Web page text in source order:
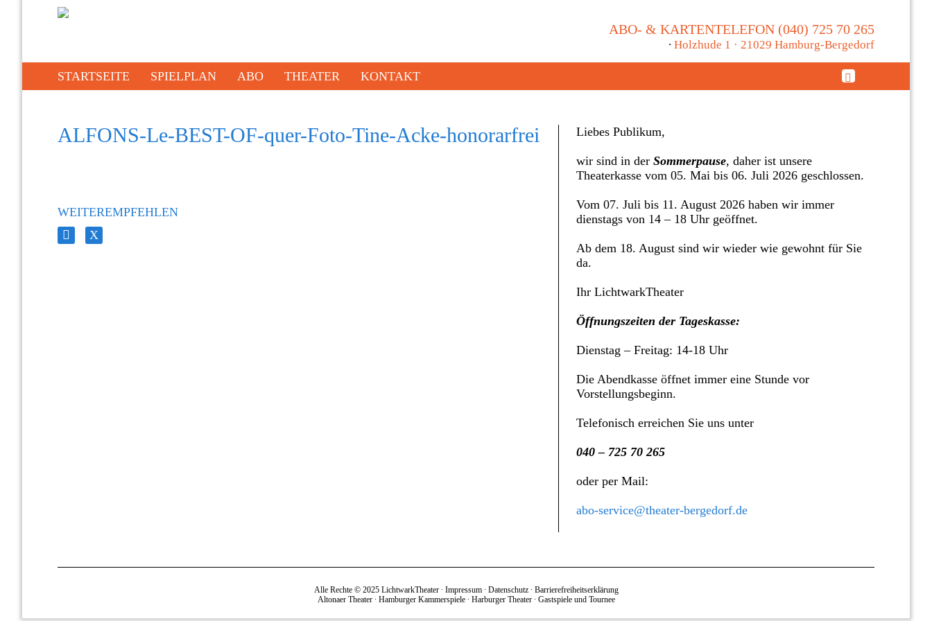
ABO- & KARTENTELEFON (040) 725 70 265
∙ Holzhude 1 · 21029 Hamburg-Bergedorf
STARTSEITE SPIELPLAN ABO THEATER KONTAKT
ALFONS-Le-BEST-OF-quer-Foto-Tine-Acke-honorarfrei
WEITEREMPFEHLEN
Liebes Publikum,
wir sind in derSommerpause, daher ist unsere
Theaterkasse vom 05. Mai bis 06. Juli 2026 geschlossen.
Vom 07. Juli bis 11. August 2026 haben wir immer
dienstags von 14 – 18 Uhr geöffnet.
Ab dem 18. August sind wir wieder wie gewohnt für Sie
da.
Ihr LichtwarkTheater
Öffnungszeiten der Tageskasse:
Dienstag – Freitag: 14-18 Uhr
Die Abendkasse öffnet immer eine Stunde vor
Vorstellungsbeginn.
Telefonisch erreichen Sie uns unter
040 – 725 70 265
oder per Mail:
abo-service@theater-bergedorf.de
Alle Rechte © 2025 LichtwarkTheater ∙ Impressum∙ Datenschutz∙ Barrierefreiheitserklärung
Altonaer Theater∙ Hamburger Kammerspiele∙ Harburger Theater∙ Gastspiele und Tournee